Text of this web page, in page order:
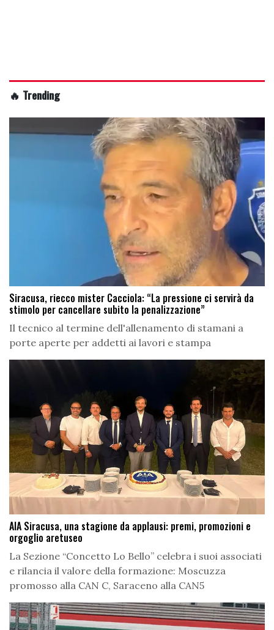
🔥 Trending
Siracusa, riecco mister Cacciola: “La pressione ci servirà da
stimolo per cancellare subito la penalizzazione”
Il tecnico al termine dell'allenamento di stamani a
porte aperte per addetti ai lavori e stampa
AIA Siracusa, una stagione da applausi: premi, promozioni e
orgoglio aretuseo
La Sezione “Concetto Lo Bello” celebra i suoi associati
e rilancia il valore della formazione: Moscuzza
promosso alla CAN C, Saraceno alla CAN5